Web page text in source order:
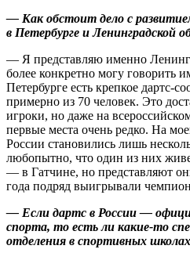
— Как обстоит дело с
в Петербурге и Ленинградской
— Я представляю именно
более конкретно могу говорить
Петербурге есть крепкое дартс-
примерно из 70 человек. Это
игроки, но даже на
первые места очень редко. На
России становились лишь
любопытно, что один из них
— в Гатчине, но представляют
года подряд выигрывали
— Если дартс в России —
спорта, то есть ли какие‑то
отделения в спортивных